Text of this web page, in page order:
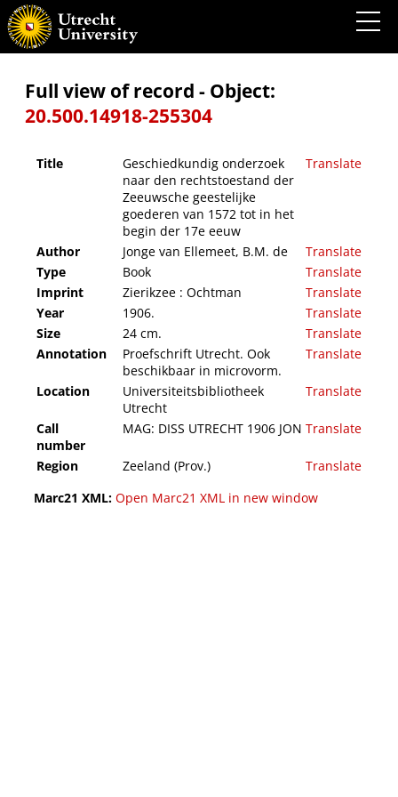
Geschiedkundig onderzoek naar den rechtstoestand der Zeeuwsche geestelijke
goederen van 1572 tot in het begin der 17e eeuw
Full view of record - Object:
20.500.14918-255304
Title
Geschiedkundig onderzoek
naar den rechtstoestand der
Zeeuwsche geestelijke
goederen van 1572 tot in het
begin der 17e eeuw
Translate
Author Jonge van Ellemeet, B.M. de
Translate
Type
Book
Translate
Imprint
Zierikzee : Ochtman
Translate
Year
1906.
Translate
Size
24 cm.
Translate
Annotation
Proefschrift Utrecht. Ook
beschikbaar in microvorm.
Translate
Location
Universiteitsbibliotheek
Utrecht
Translate
Call
number
MAG: DISS UTRECHT 1906 JON Translate
Region Zeeland (Prov.)
Translate
Marc21 XML: Open Marc21 XML in new window